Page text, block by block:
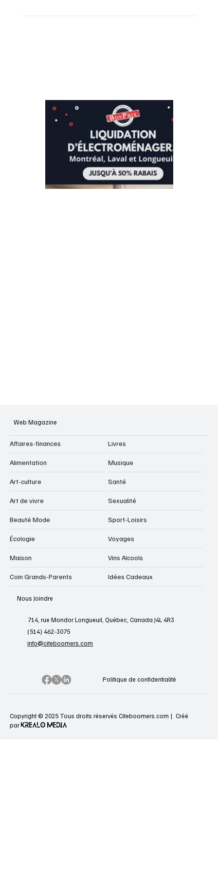
Web Magazine
Affaires-finances
Alimentation
Art-culture
Art de vivre
Beauté Mode
Écologie
Maison
Coin Grands-Parents
Livres
Musique
Santé
Sexualité
Sport-Loisirs
Voyages
Vins Alcools
Idées Cadeaux
Nous Joindre
714, rue Mondor Longueuil, Québec, Canada J4L 4R3
(514) 462-3075
info@citeboomers.com
Politique de confidentialité
Copyright © 2025 Tous droits réservés Citeboomers.com | Créé
par KREALO MEDIA